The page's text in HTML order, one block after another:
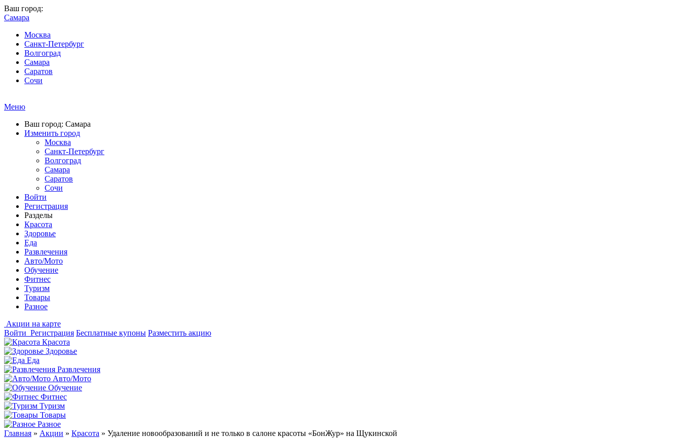
Ваш город:
Самара
Москва
Санкт-Петербург
Волгоград
Самара
Саратов
Сочи
Меню
Ваш город: Самара
Изменить город
Москва
Санкт-Петербург
Волгоград
Самара
Саратов
Сочи
Войти
Регистрация
Разделы
Красота
Здоровье
Еда
Развлечения
Авто/Мото
Обучение
Фитнес
Туризм
Товары
Разное
Акции на карте
Войти Регистрация Бесплатные купоны Разместить акцию
Красота
Здоровье
Еда
Развлечения
Авто/Мото
Обучение
Фитнес
Туризм
Товары
Разное
Главная » Акции » Красота » Удаление новообразований и не только в салоне красоты «БонЖур» на Щукинской